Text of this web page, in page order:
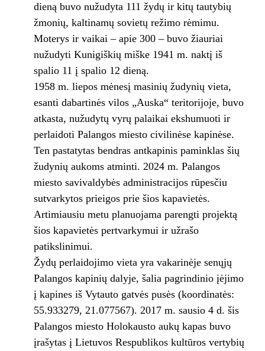
dieną buvo nužudyta 111 žydų ir kitų tautybių
žmonių, kaltinamų sovietų režimo rėmimu.
Moterys ir vaikai – apie 300 – buvo žiauriai
nužudyti Kunigiškių miške 1941 m. naktį iš
spalio 11 į spalio 12 dieną.
1958 m. liepos mėnesį masinių žudynių vieta,
esanti dabartinės vilos „Auska“ teritorijoje, buvo
atkasta, nužudytų vyrų palaikai ekshumuoti ir
perlaidoti Palangos miesto civilinėse kapinėse.
Ten pastatytas bendras antkapinis paminklas šių
žudynių aukoms atminti. 2024 m. Palangos
miesto savivaldybės administracijos rūpesčiu
sutvarkytos prieigos prie šios kapavietės.
Artimiausiu metu planuojama parengti projektą
šios kapavietės pertvarkymui ir užrašo
patikslinimui.
Žydų perlaidojimo vieta yra vakarinėje senųjų
Palangos kapinių dalyje, šalia pagrindinio įėjimo
į kapines iš Vytauto gatvės pusės (koordinatės:
55.933279, 21.077567). 2017 m. sausio 4 d. šis
Palangos miesto Holokausto aukų kapas buvo
įrašytas į Lietuvos Respublikos kultūros vertybių